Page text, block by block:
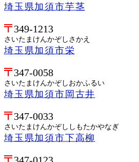
埼玉県加須市芋茎
349-1213
さいたまけんかぞしさかえ
埼玉県加須市栄
347-0058
さいたまけんかぞしおかふるい
埼玉県加須市岡古井
347-0033
さいたまけんかぞししもたかやなぎ
埼玉県加須市下高柳
347-0123